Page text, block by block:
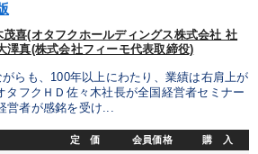
茂喜(オタフクホールディングス株式会社 社
澤真(株式会社フィーモ代表取締役)
らも、100年以上にわたり、業績は右肩上が
タフクＨＤ佐々木社長が全国経営者セミナー
営者が感銘を受け...
定 価 会員価格 購 入